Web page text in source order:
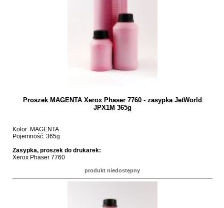
Proszek MAGENTA Xerox Phaser 7760 - zasypka JetWorld
JPX1M 365g
Kolor: MAGENTA
Pojemność: 365g
Zasypka, proszek do drukarek:
Xerox Phaser 7760
produkt niedostępny